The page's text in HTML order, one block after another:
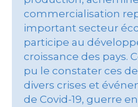
commercialisation
important secteur
participe au
croissance des pays.
pu le constater ces
divers crises et
de Covid-19, guerre